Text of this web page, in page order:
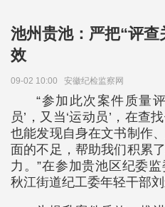
池州贵池：严把“评
效
09-02 10:00 安徽纪检监察网
“参加此次案件质量
员’，又当‘运动员’，在查
也能发现自身在文书制作
面的不足，帮助我们积累
力。”在参加贵池区纪委
秋江街道纪工委年轻干部刘